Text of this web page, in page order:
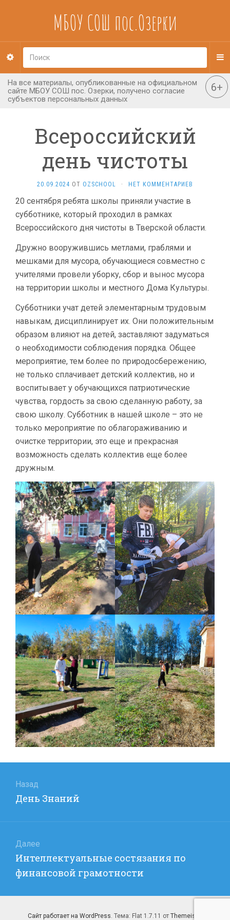
МБОУ СОШ пос.Озерки
Всероссийский
день чистоты
20.09.2024 ОТ OZSCHOOL · НЕТ КОММЕНТАРИЕВ
20 сентября ребята школы приняли участие в
субботнике, который проходил в рамках
Всероссийского дня чистоты в Тверской области.
Дружно вооружившись метлами, граблями и
мешками для мусора, обучающиеся совместно с
учителями провели уборку, сбор и вынос мусора
на территории школы и местного Дома Культуры.
Субботники учат детей элементарным трудовым
навыкам, дисциплинирует их. Они положительным
образом влияют на детей, заставляют задуматься
о необходимости соблюдения порядка. Общее
мероприятие, тем более по природосбережению,
не только сплачивает детский коллектив, но и
воспитывает у обучающихся патриотические
чувства, гордость за свою сделанную работу, за
свою школу. Субботник в нашей школе – это не
только мероприятие по облагораживанию и
очистке территории, это еще и прекрасная
возможность сделать коллектив еще более
дружным.
по
записям
Назад
Предыдущая
День Знаний
Далее
Следующая
запись:
Интеллектуальные состязания по
финансовой грамотности
Сайт работает на WordPress. Тема: Flat 1.7.11 от Themeisle